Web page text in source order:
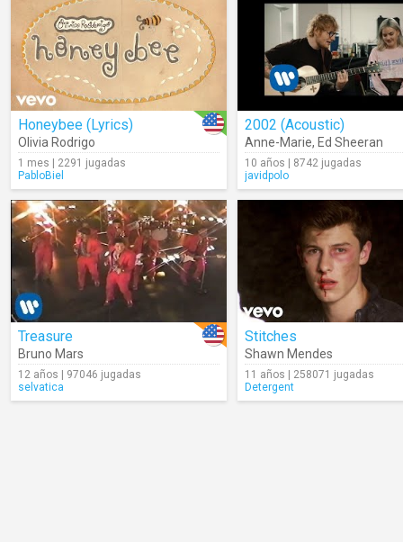
Honeybee (Lyrics)
Olivia Rodrigo
1 mes | 2291 jugadas
PabloBiel
2002 (Acoustic)
Anne-Marie, Ed Sheeran
10 años | 8742 jugadas
javidpolo
Treasure
Bruno Mars
12 años | 97046 jugadas
selvatica
Stitches
Shawn Mendes
11 años | 258071 jugadas
Detergent